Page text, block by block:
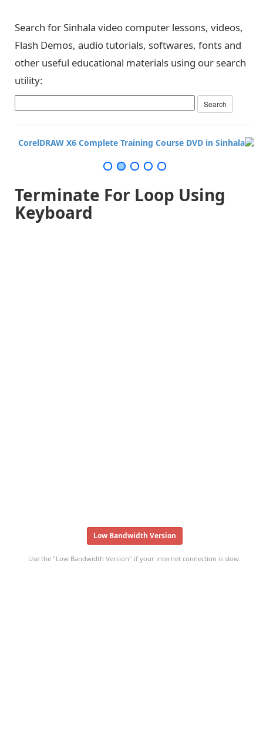
Search for Sinhala video computer lessons, videos,
Flash Demos, audio tutorials, softwares, fonts and
other useful educational materials using our search
utility:
Terminate For Loop Using
Keyboard
Low Bandwidth Version
Use the "Low Bandwidth Version" if your internet connection is slow.